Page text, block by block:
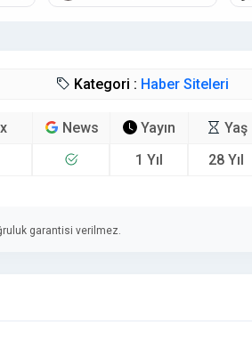
Kategori : Haber Siteleri
News
Yayın
1 Yıl
Yaş
28 Yıl
garantisi verilmez.